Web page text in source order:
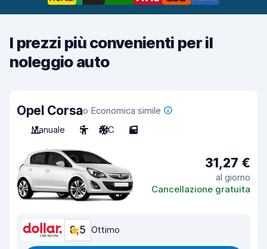
I prezzi più convenienti per il
noleggio auto
Opel Corsao Economica simile
Manuale
5 A/C 5
31,27 €
al giorno
Cancellazione gratuita
8,5 Ottimo